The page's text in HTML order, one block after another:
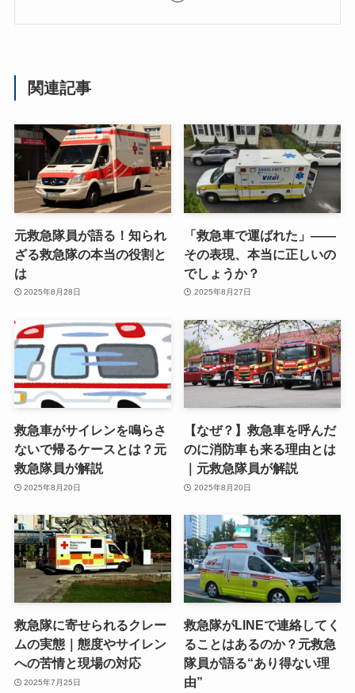
関連記事
元救急隊員が語る！知られ
ざる救急隊の本当の役割と
は
2025年8月28日
「救急車で運ばれた」――
その表現、本当に正しいの
でしょうか？
2025年8月27日
救急車がサイレンを鳴らさ
ないで帰るケースとは？元
救急隊員が解説
2025年8月20日
【なぜ？】救急車を呼んだ
のに消防車も来る理由とは
｜元救急隊員が解説
2025年8月20日
救急隊に寄せられるクレー
ムの実態｜態度やサイレン
への苦情と現場の対応
2025年7月25日
救急隊がLINEで連絡してく
ることはあるのか？元救急
隊員が語る“あり得ない理
由”